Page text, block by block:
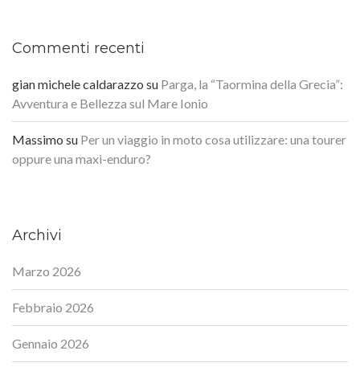
Commenti recenti
gian michele caldarazzo su Parga, la “Taormina della Grecia”:
Avventura e Bellezza sul Mare Ionio
Massimo su Per un viaggio in moto cosa utilizzare: una tourer
oppure una maxi-enduro?
Archivi
Marzo 2026
Febbraio 2026
Gennaio 2026